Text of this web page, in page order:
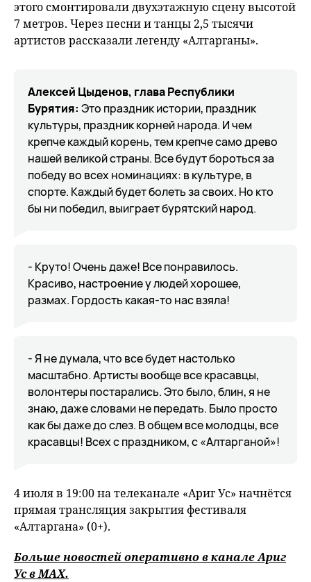
этого смонтировали двухэтажную сцену высотой
7 метров. Через песни и танцы 2,5 тысячи
артистов рассказали легенду «Алтарганы».
Алексей Цыденов, глава Республики
Бурятия: Это праздник истории, праздник
культуры, праздник корней народа. И чем
крепче каждый корень, тем крепче само древо
нашей великой страны. Все будут бороться за
победу во всех номинациях: в культуре, в
спорте. Каждый будет болеть за своих. Но кто
бы ни победил, выиграет бурятский народ.
- Круто! Очень даже! Все понравилось.
Красиво, настроение у людей хорошее,
размах. Гордость какая-то нас взяла!
- Я не думала, что все будет настолько
масштабно. Артисты вообще все красавцы,
волонтеры постарались. Это было, блин, я не
знаю, даже словами не передать. Было просто
как бы даже до слез. В общем все молодцы, все
красавцы! Всех с праздником, с «Алтарганой»!
4 июля в 19:00 на телеканале «Ариг Ус» начнётся
прямая трансляция закрытия фестиваля
«Алтаргана» (0+).
Больше новостей оперативно в канале Ариг
Ус вMAХ.